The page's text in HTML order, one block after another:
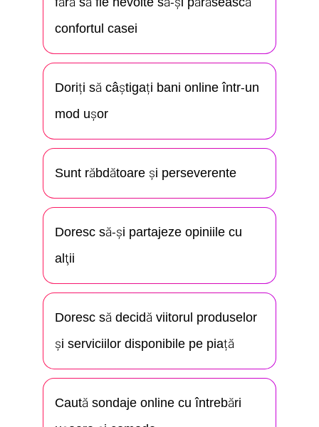
confortul casei
Doriți să câștigați bani online într-un
mod ușor
Sunt răbdătoare și perseverente
Doresc să-şi partajeze opiniile cu
alţii
Doresc să decidă viitorul produselor
și serviciilor disponibile pe piață
Caută sondaje online cu întrebări